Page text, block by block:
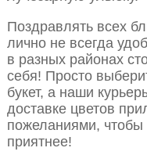
Поздравлять всех
лично не всегда
в разных районах
себя! Просто
букет, а наши
доставке цветов
пожеланиями,
приятнее!